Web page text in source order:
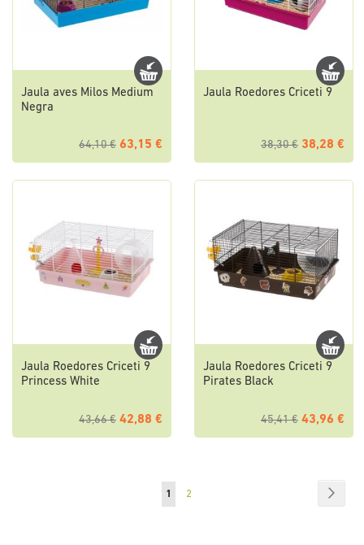
Jaula aves Milos Medium
Negra
64,10 € 63,15 €
Jaula Roedores Criceti 9
38,30 € 38,28 €
Jaula Roedores Criceti 9
Princess White
43,66 € 42,88 €
Jaula Roedores Criceti 9
Pirates Black
45,41 € 43,96 €
Pagina
Attualmente
1 Pagina
2